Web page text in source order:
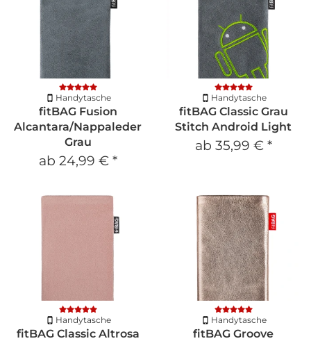
Handytasche
fitBAG Fusion
Alcantara/Nappaleder
Grau
ab 24,99 € *
Handytasche
fitBAG Classic Grau
Stitch Android Light
ab 35,99 € *
Handytasche
fitBAG Classic Altrosa
Handytasche
fitBAG Groove